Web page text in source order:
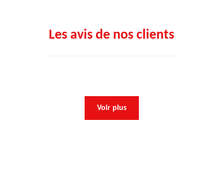
Les avis de nos clients
Voir plus